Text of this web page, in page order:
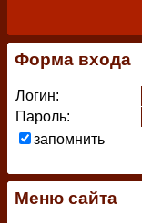
Форма входа
Логин:
Пароль:
запомнить
Меню сайта